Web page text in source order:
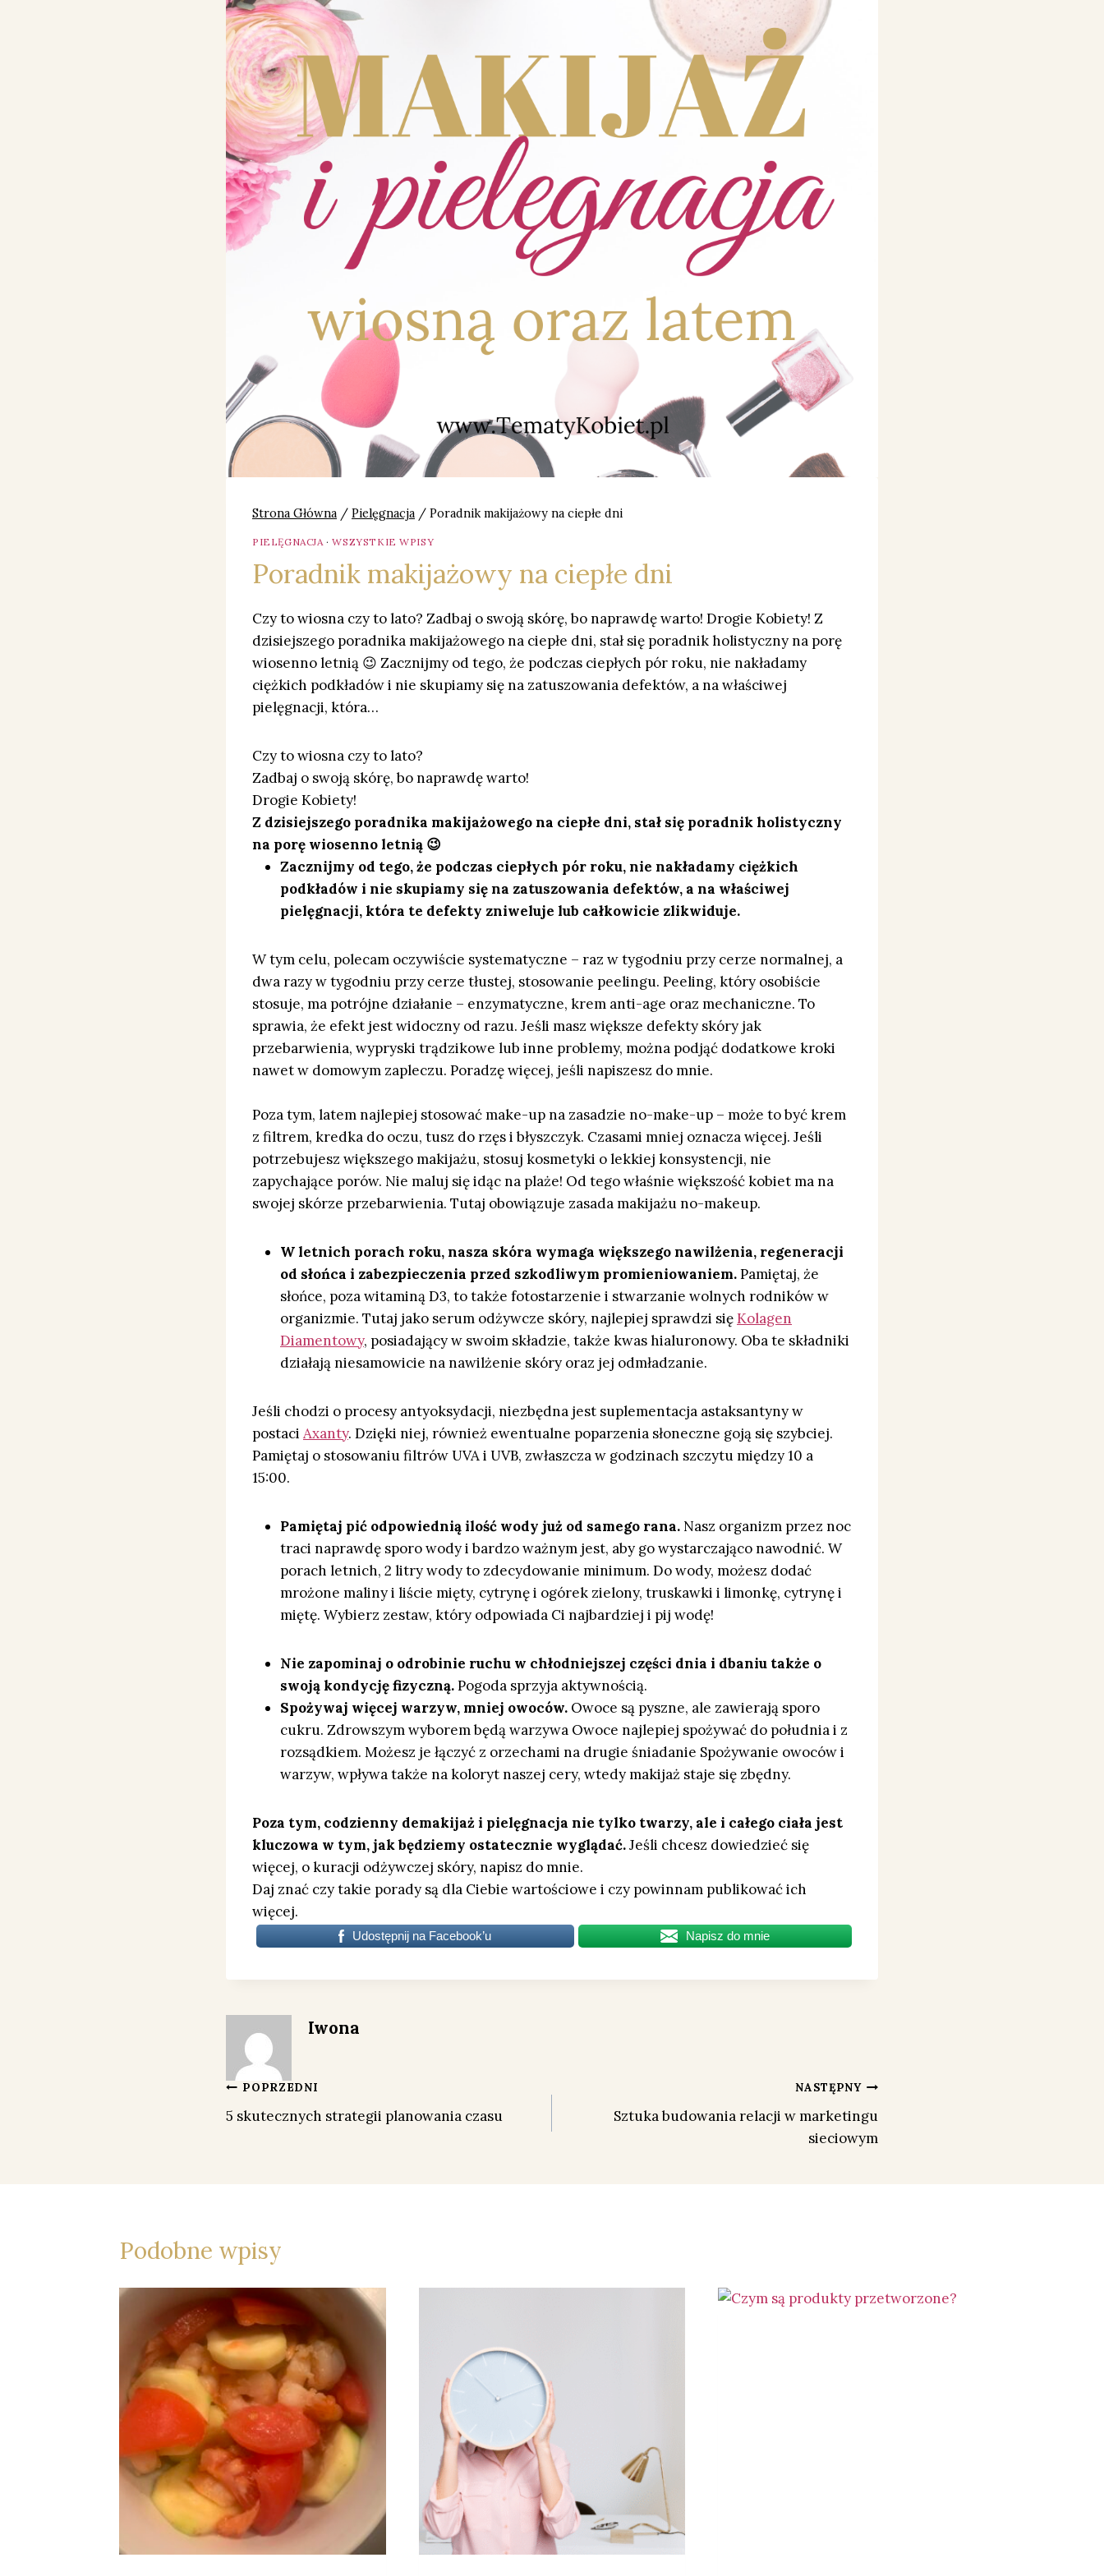
Strona Główna / Pielęgnacja / Poradnik makijażowy na ciepłe dni
PIELĘGNACJA·WSZYSTKIE WPISY
Poradnik makijażowy na ciepłe dni
Czy to wiosna czy to lato? Zadbaj o swoją skórę, bo naprawdę warto! Drogie Kobiety! Z
dzisiejszego poradnika makijażowego na ciepłe dni, stał się poradnik holistyczny na porę
wiosenno letnią 😉 Zacznijmy od tego, że podczas ciepłych pór roku, nie nakładamy
ciężkich podkładów i nie skupiamy się na zatuszowania defektów, a na właściwej
pielęgnacji, która…
Czy to wiosna czy to lato?
Zadbaj o swoją skórę, bo naprawdę warto!
Drogie Kobiety!
Z dzisiejszego poradnika makijażowego na ciepłe dni, stał się poradnik holistyczny
na porę wiosenno letnią 😉
Zacznijmy od tego, że podczas ciepłych pór roku, nie nakładamy ciężkich
podkładów i nie skupiamy się na zatuszowania defektów, a na właściwej
pielęgnacji, która te defekty zniweluje lub całkowicie zlikwiduje.
W tym celu, polecam oczywiście systematyczne – raz w tygodniu przy cerze normalnej, a
dwa razy w tygodniu przy cerze tłustej, stosowanie peelingu. Peeling, który osobiście
stosuje, ma potrójne działanie – enzymatyczne, krem anti-age oraz mechaniczne. To
sprawia, że efekt jest widoczny od razu. Jeśli masz większe defekty skóry jak
przebarwienia, wypryski trądzikowe lub inne problemy, można podjąć dodatkowe kroki
nawet w domowym zapleczu. Poradzę więcej, jeśli napiszesz do mnie.
Poza tym, latem najlepiej stosować make-up na zasadzie no-make-up – może to być krem
z filtrem, kredka do oczu, tusz do rzęs i błyszczyk. Czasami mniej oznacza więcej. Jeśli
potrzebujesz większego makijażu, stosuj kosmetyki o lekkiej konsystencji, nie
zapychające porów. Nie maluj się idąc na plaże! Od tego właśnie większość kobiet ma na
swojej skórze przebarwienia. Tutaj obowiązuje zasada makijażu no-makeup.
W letnich porach roku, nasza skóra wymaga większego nawilżenia, regeneracji
od słońca i zabezpieczenia przed szkodliwym promieniowaniem.Pamiętaj, że
słońce, poza witaminą D3, to także fotostarzenie i stwarzanie wolnych rodników w
organizmie. Tutaj jako serum odżywcze skóry, najlepiej sprawdzi sięKolagen
Diamentowy, posiadający w swoim składzie, także kwas hialuronowy. Oba te składniki
działają niesamowicie na nawilżenie skóry oraz jej odmładzanie.
Jeśli chodzi o procesy antyoksydacji, niezbędna jest suplementacja astaksantyny w
postaci Axanty. Dzięki niej, również ewentualne poparzenia słoneczne goją się szybciej.
Pamiętaj o stosowaniu filtrów UVA i UVB, zwłaszcza w godzinach szczytu między 10 a
15:00.
Pamiętaj pić odpowiednią ilość wody już od samego rana. Nasz organizm przez noc
traci naprawdę sporo wody i bardzo ważnym jest, aby go wystarczająco nawodnić. W
porach letnich, 2 litry wody to zdecydowanie minimum. Do wody, możesz dodać
mrożone maliny i liście mięty, cytrynę i ogórek zielony, truskawki i limonkę, cytrynę i
miętę. Wybierz zestaw, który odpowiada Ci najbardziej i pij wodę!
Nie zapominaj o odrobinie ruchu w chłodniejszej części dnia i dbaniu także o
swoją kondycję fizyczną.Pogoda sprzyja aktywnością.
Spożywaj więcej warzyw, mniej owoców. Owoce są pyszne, ale zawierają sporo
cukru. Zdrowszym wyborem będą warzywa Owoce najlepiej spożywać do południa i z
rozsądkiem. Możesz je łączyć z orzechami na drugie śniadanie Spożywanie owoców i
warzyw, wpływa także na koloryt naszej cery, wtedy makijaż staje się zbędny.
Poza tym, codzienny demakijaż i pielęgnacja nie tylko twarzy, ale i całego ciała jest
kluczowa w tym, jak będziemy ostatecznie wyglądać.Jeśli chcesz dowiedzieć się
więcej, o kuracji odżywczej skóry, napisz do mnie.
Daj znać czy takie porady są dla Ciebie wartościowe i czy powinnam publikować ich
więcej.
Udostępnij na Facebook’u Napisz do mnie
Iwona
Nawigacja
wpisu
POPRZEDNI
5 skutecznych strategii planowania czasu
NASTĘPNY
Sztuka budowania relacji w marketingu
sieciowym
Podobne wpisy